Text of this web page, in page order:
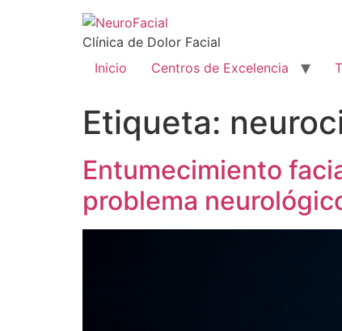
Clínica de Dolor Facial
Inicio
Centros de Excelencia
Etiqueta:
Entumecimiento
problema